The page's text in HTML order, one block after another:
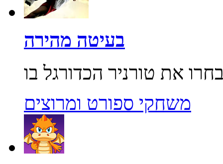
בעיטה מהירה
משחקי ספורט ומרוצים